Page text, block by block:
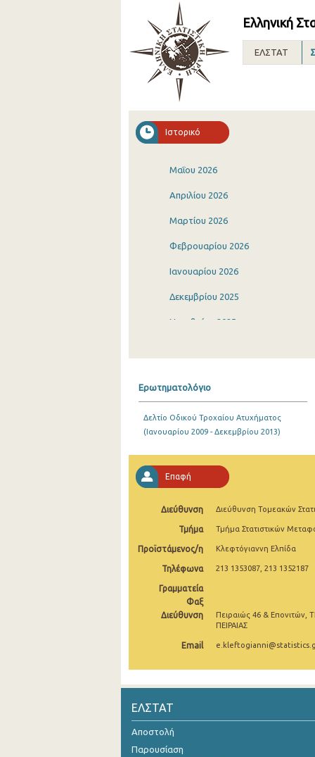
Ελληνική
ΕΛΣΤΑΤ
Ιστορικό
Μαΐου 2026
Απριλίου 2026
Μαρτίου 2026
Φεβρουαρίου 2026
Ιανουαρίου 2026
Δεκεμβρίου 2025
Νοεμβρίου 2025
Ιουλίου 2025
Μαΐου 2025
Μαρτίου 2025
Φεβρουαρίου 2025
Ιανουαρίου 2025
Δεκεμβρίου 2024
Νοεμβρίου 2024
Οκτωβρίου 2024
Αυγούστου 2024
Ιουλίου 2024
Ιουνίου 2024
Ερωτηματολόγιο
Δελτίο Οδικού Τροχαίου Ατυχήματος
(Ιανουαρίου 2009 - Δεκεμβρίου 2013)
Επαφή
Διεύθυνση Διεύθυνση Τομεακών
Τμήμα Τμήμα Στατιστικών
Προϊστάμενος/η Κλεφτόγιαννη Ελπίδα
Τηλέφωνα 213 1353087, 213 1352187
Γραμματεία
Φαξ
Διεύθυνση
Πειραιώς 46 & Επονιτών,
ΠΕΙΡΑΙΑΣ
Email
ΕΛΣΤΑΤ
Αποστολή
Παρουσίαση